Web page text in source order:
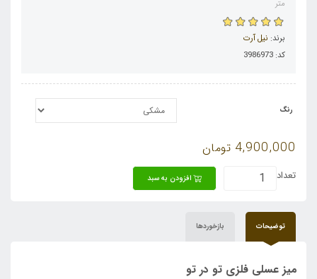
متر
برند: نیل آرت
کد: 3986973
رنگ
4,900,000 تومان
تعداد افزودن به سبد
توضیحات بازخوردها
میز عسلی فلزی تو در تو